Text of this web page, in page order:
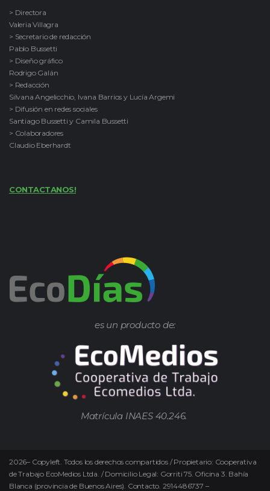
> Directora
Valeria Villagra
> Secretario de redacción
Pablo Bussetti
> Diseño gráfico
Rodrigo Galán
> Redacción
Silvana Angelicchio, Ivana Barrios y Lucía Argemi
> Difusión en redes sociales
Santiago Bussetti y Camila Bussetti
> Colaboradores
Claudio Eberhardt
CONTACTANOS!
es un producto de:
Matrícula INAES 40.246.
2026– Copyleft. Todos los derechos compartidos / Propietario: Cooperativa
de Trabajo EcoMedios Ltda. / Domicilio Legal: Gorriti 75. Oficina 3. Bahía
Blanca (provincia de Buenos Aires). Contacto. 2914486737 –